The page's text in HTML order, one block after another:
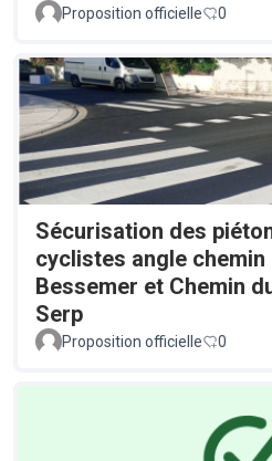
Proposition officielle 0
Sécurisation des
cyclistes angle chemin
Bessemer et Chemin
Serp
Proposition officielle 0